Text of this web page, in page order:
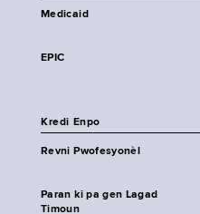
Medicaid
EPIC
Kredi Enpo
Revni Pwofesyonèl
Paran ki pa gen Lagad
Timoun